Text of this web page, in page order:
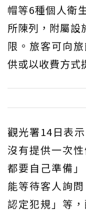
帽等6種個人衛
所陳列，附屬設
限。旅客可向
供或以收費方式
觀光署14日表
沒有提供一次
都要自己準備
能等待客人詢
認定犯規」等